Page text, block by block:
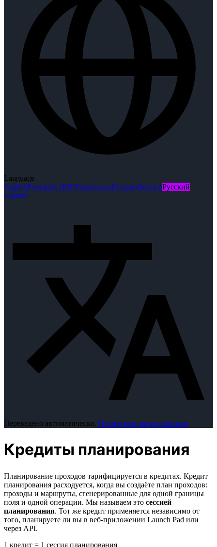
Language
EnglishPortuguês (BR)УкраїнськаFrançaisDeutschРусский
Español
Переведено автоматически. Посмотреть на английском
Кредиты планирования
Планирование проходов тарифицируется в кредитах. Кредит
планирования расходуется, когда вы создаёте план проходов:
проходы и маршруты, сгенерированные для одной границы
поля и одной операции. Мы называем это сессией
планирования. Тот же кредит применяется независимо от
того, планируете ли вы в веб-приложении Launch Pad или
через API.
1 кредит = 1 сессия планирования